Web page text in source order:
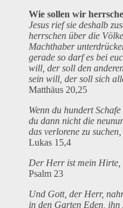
Wie sollen wir
Jesus rief sie deshalb
herrschen über die
Machthaber
gerade so darf es bei
will, der soll den
sein will, der soll sich
Matthäus 20,25
Wenn du hundert
du dann nicht die
das verlorene zu
Lukas 15,4
Der Herr ist mein
Psalm 23
Und Gott, der Herr,
in den Garten Eden, ihn